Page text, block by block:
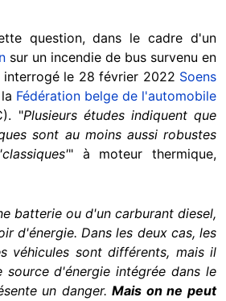
question, dans le cadre d'un
sur un incendie de bus survenu en
interrogé le 28 février 2022 Soens
Fédération belge de l'automobile
"Plusieurs études indiquent que
sont au moins aussi robustes
" à moteur thermique,
batterie ou d'un carburant diesel,
d'énergie. Dans les deux cas, les
véhicules sont différents, mais il
d'énergie intégrée dans le
un danger.Mais on ne peut